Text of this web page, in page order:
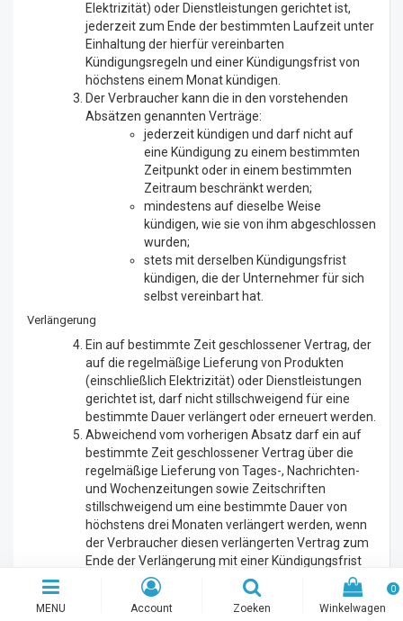
Elektrizität) oder Dienstleistungen gerichtet ist,
jederzeit zum Ende der bestimmten Laufzeit unter
Einhaltung der hierfür vereinbarten
Kündigungsregeln und einer Kündigungsfrist von
höchstens einem Monat kündigen.
Der Verbraucher kann die in den vorstehenden
Absätzen genannten Verträge:
jederzeit kündigen und darf nicht auf
eine Kündigung zu einem bestimmten
Zeitpunkt oder in einem bestimmten
Zeitraum beschränkt werden;
mindestens auf dieselbe Weise
kündigen, wie sie von ihm abgeschlossen
wurden;
stets mit derselben Kündigungsfrist
kündigen, die der Unternehmer für sich
selbst vereinbart hat.
Verlängerung
Ein auf bestimmte Zeit geschlossener Vertrag, der
auf die regelmäßige Lieferung von Produkten
(einschließlich Elektrizität) oder Dienstleistungen
gerichtet ist, darf nicht stillschweigend für eine
bestimmte Dauer verlängert oder erneuert werden.
Abweichend vom vorherigen Absatz darf ein auf
bestimmte Zeit geschlossener Vertrag über die
regelmäßige Lieferung von Tages-, Nachrichten-
und Wochenzeitungen sowie Zeitschriften
stillschweigend um eine bestimmte Dauer von
höchstens drei Monaten verlängert werden, wenn
der Verbraucher diesen verlängerten Vertrag zum
Ende der Verlängerung mit einer Kündigungsfrist
von höchstens einem Monat kündigen kann.
Ein auf bestimmte Zeit geschlossener Vertrag über
die regelmäßige Lieferung von Produkten oder
MENU Account Zoeken Winkelwagen
0